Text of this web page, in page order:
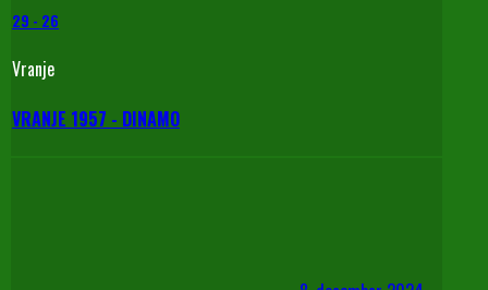
29 - 26
Vranje
VRANJE 1957 - DINAMO